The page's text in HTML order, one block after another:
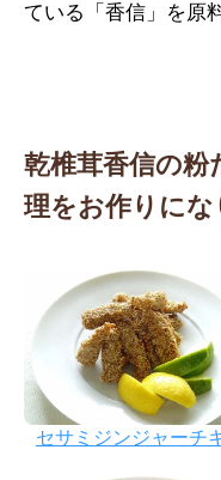
ている「香信」を原
乾椎茸香信の粉
理をお作りにな
セサミジンジャーチ